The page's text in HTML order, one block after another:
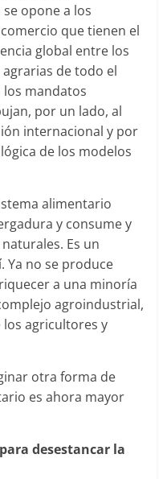
opone a los
que tienen el
global entre los
de todo el
mandatos
por un lado, al
internacional y por
de los modelos
alimentario
y consume y
Es un
Ya no se produce
a una minoría
agroindustrial,
los agricultores y
otra forma de
es ahora mayor
desestancar la